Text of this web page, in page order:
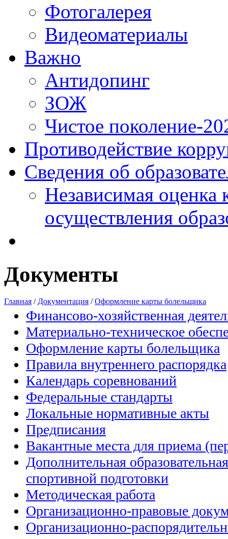
Фотогалерея
Видеоматериалы
Важно
Антидопинг
ЗОЖ
Чистое поколение-
Противодействие
Сведения об
Независимая оценка
осуществления
Документы
Главная / Документация /Оформление карты болельщика
Финансово-хозяйственная
Материально-техническое
Оформление карты болельщика
Правила внутреннего распорядка
Календарь соревнований
Федеральные стандарты
Локальные нормативные акты
Предписания
Вакантные места для приема
Дополнительная
спортивной подготовки
Методическая работа
Организационно-правовые
Организационно-